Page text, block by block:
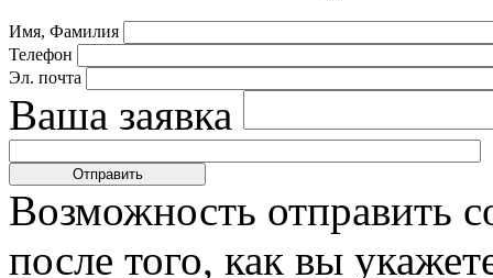
Имя, Фамилия
Телефон
Эл. почта
Ваша заявка
Возможность отправить
после того, как вы